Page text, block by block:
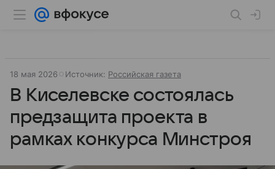
18 мая 2026 Источник: Российская газета
В Киселевске состоялась
предзащита проекта в
рамках конкурса Минстроя